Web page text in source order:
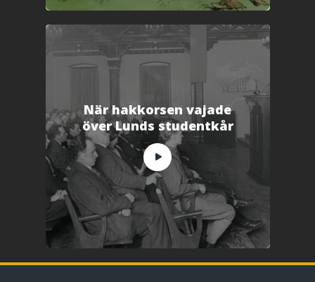
När hakkorsen vajade
över Lunds studentkår